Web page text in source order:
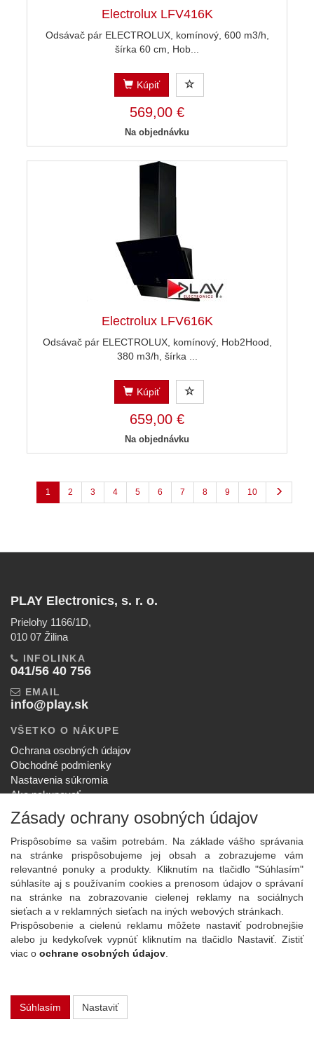
Electrolux LFV416K
Odsávač pár ELECTROLUX, komínový, 600 m3/h,
šírka 60 cm, Hob...
Kúpiť
569,00 €
Na objednávku
Electrolux LFV616K
Odsávač pár ELECTROLUX, komínový, Hob2Hood,
380 m3/h, šírka ...
Kúpiť
659,00 €
Na objednávku
1 2 3 4 5 6 7 8 9 10
PLAY Electronics, s. r. o.
Prielohy 1166/1D,
010 07 Žilina
INFOLINKA
041/56 40 756
EMAIL
info@play.sk
VŠETKO O NÁKUPE
Ochrana osobných údajov
Obchodné podmienky
Nastavenia súkromia
Ako nakupovať
Reklamačný poriadok
SPOLOČNOSŤ
O nás
Kontakt
Služby
Aktuality
NOVINKY NA EMAIL
Prihlásiť
Viac informácií o tejto službe
Copyright
Zásady ochrany osobných údajov
Prispôsobíme sa vašim potrebám. Na základe vášho správania
na stránke prispôsobujeme jej obsah a zobrazujeme vám
relevantné ponuky a produkty. Kliknutím na tlačidlo "Súhlasím"
súhlasíte aj s používaním cookies a prenosom údajov o správaní
na stránke na zobrazovanie cielenej reklamy na sociálnych
sieťach a v reklamných sieťach na iných webových stránkach.
Prispôsobenie a cielenú reklamu môžete nastaviť podrobnejšie
alebo ju kedykoľvek vypnúť kliknutím na tlačidlo Nastaviť. Zistiť
viac o ochrane osobných údajov
Súhlasím Nastaviť